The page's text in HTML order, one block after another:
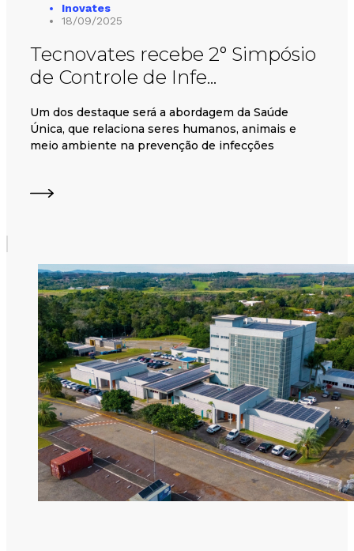
Inovates
18/09/2025
Tecnovates recebe 2° Simpósio
de Controle de Infe...
Um dos destaque será a abordagem da Saúde
Única, que relaciona seres humanos, animais e
meio ambiente na prevenção de infecções